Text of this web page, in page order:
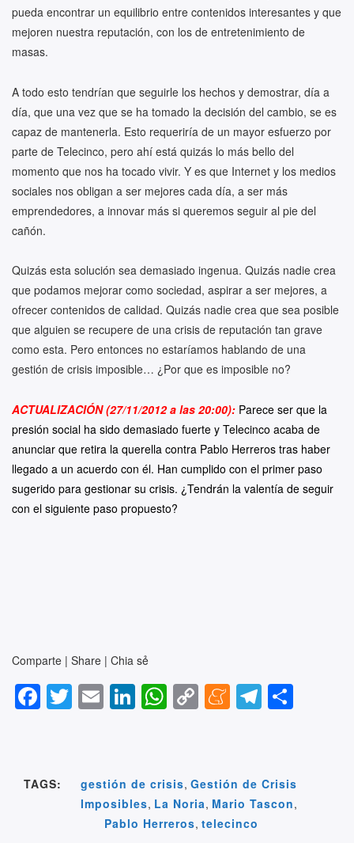
pueda encontrar un equilibrio entre contenidos interesantes y que
mejoren nuestra reputación, con los de entretenimiento de
masas.
A todo esto tendrían que seguirle los hechos y demostrar, día a
día, que una vez que se ha tomado la decisión del cambio, se es
capaz de mantenerla. Esto requeriría de un mayor esfuerzo por
parte de Telecinco, pero ahí está quizás lo más bello del
momento que nos ha tocado vivir. Y es que Internet y los medios
sociales nos obligan a ser mejores cada día, a ser más
emprendedores, a innovar más si queremos seguir al pie del
cañón.
Quizás esta solución sea demasiado ingenua. Quizás nadie crea
que podamos mejorar como sociedad, aspirar a ser mejores, a
ofrecer contenidos de calidad. Quizás nadie crea que sea posible
que alguien se recupere de una crisis de reputación tan grave
como esta. Pero entonces no estaríamos hablando de una
gestión de crisis imposible… ¿Por que es imposible no?
ACTUALIZACIÓN (27/11/2012 a las 20:00): Parece ser que la
presión social ha sido demasiado fuerte y Telecinco acaba de
anunciar que retira la querella contra Pablo Herreros tras haber
llegado a un acuerdo con él. Han cumplido con el primer paso
sugerido para gestionar su crisis. ¿Tendrán la valentía de seguir
con el siguiente paso propuesto?
Comparte | Share | Chia sẻ
F
e
b
T
er
E Li
e
dI
n
W
s
A
p
C
y
Li
n
M
e
a
m
T
gr
a
e
TAGS: gestión de crisis,Gestión de Crisis
Imposibles, La Noria, Mario Tascon,
Pablo Herreros, telecinco